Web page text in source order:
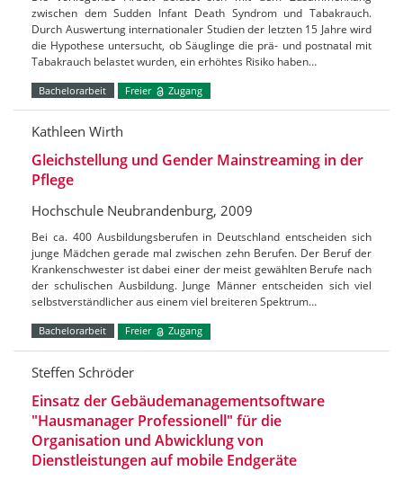
zwischen dem Sudden Infant Death Syndrom und Tabakrauch.
Durch Auswertung internationaler Studien der letzten 15 Jahre wird
die Hypothese untersucht, ob Säuglinge die prä- und postnatal mit
Tabakrauch belastet wurden, ein erhöhtes Risiko haben…
Bachelorarbeit Freier Zugang
Kathleen Wirth
Gleichstellung und Gender Mainstreaming in der
Pflege
Hochschule Neubrandenburg, 2009
Bei ca. 400 Ausbildungsberufen in Deutschland entscheiden sich
junge Mädchen gerade mal zwischen zehn Berufen. Der Beruf der
Krankenschwester ist dabei einer der meist gewählten Berufe nach
der schulischen Ausbildung. Junge Männer entscheiden sich viel
selbstverständlicher aus einem viel breiteren Spektrum…
Bachelorarbeit Freier Zugang
Steffen Schröder
Einsatz der Gebäudemanagementsoftware
"Hausmanager Professionell" für die
Organisation und Abwicklung von
Dienstleistungen auf mobile Endgeräte